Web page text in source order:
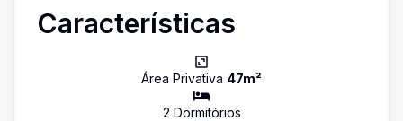
Características
Área Privativa 47m²
2 Dormitórios